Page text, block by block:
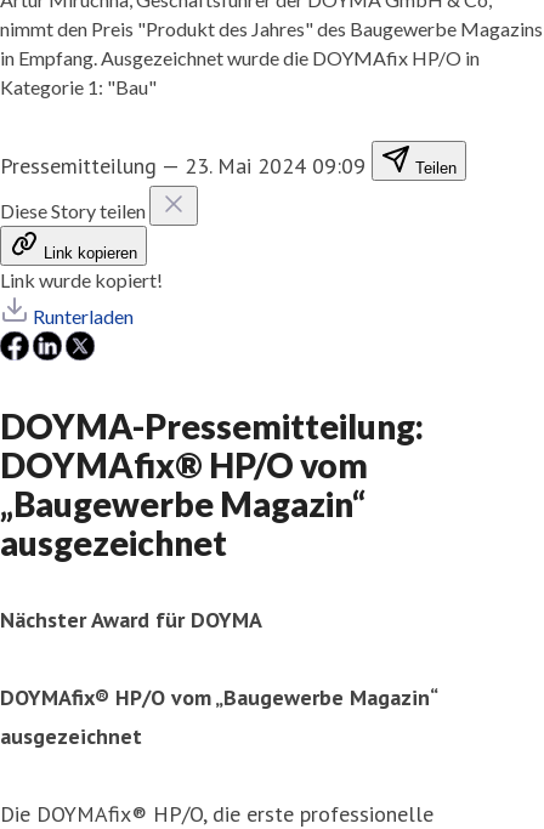
nimmt den Preis "Produkt des Jahres" des Baugewerbe Magazins
in Empfang. Ausgezeichnet wurde die DOYMAfix HP/O in
Kategorie 1: "Bau"
Pressemitteilung — 23. Mai 2024 09:09 Teilen
Diese Story teilen
Link kopieren
Link wurde kopiert!
Runterladen
DOYMA-Pressemitteilung:
DOYMAfix® HP/O vom
„Baugewerbe Magazin“
ausgezeichnet
Nächster Award für DOYMA
DOYMAfix® HP/O vom „Baugewerbe Magazin“
ausgezeichnet
Die DOYMAfix® HP/O, die erste professionelle